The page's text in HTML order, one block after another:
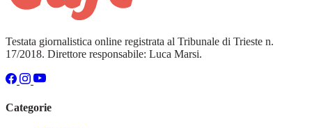
Testata giornalistica online registrata al Tribunale di Trieste n.
17/2018. Direttore responsabile: Luca Marsi.
Categorie